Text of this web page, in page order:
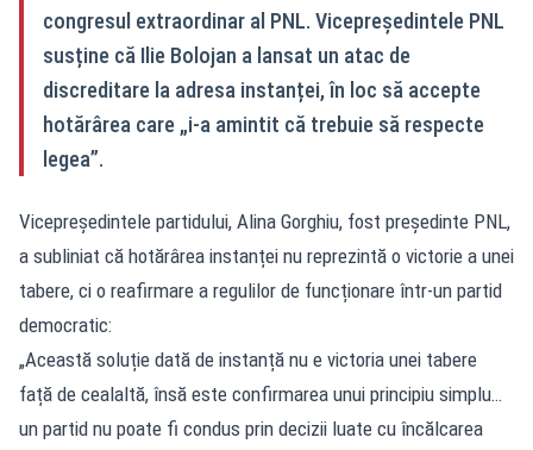
congresul extraordinar al PNL. Vicepreședintele PNL
susține că Ilie Bolojan a lansat un atac de
discreditare la adresa instanței, în loc să accepte
hotărârea care „i‑a amintit că trebuie să respecte
legea”.
Vicepreședintele partidului, Alina Gorghiu, fost președinte PNL,
a subliniat că hotărârea instanței nu reprezintă o victorie a unei
tabere, ci o reafirmare a regulilor de funcționare într-un partid
democratic:
„Această soluție dată de instanță nu e victoria unei tabere
față de cealaltă, însă este confirmarea unui principiu simplu…
un partid nu poate fi condus prin decizii luate cu încălcarea